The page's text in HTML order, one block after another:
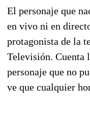
El personaje que
en vivo ni en
protagonista de la
Televisión. Cuenta
personaje que no
ve que cualquier